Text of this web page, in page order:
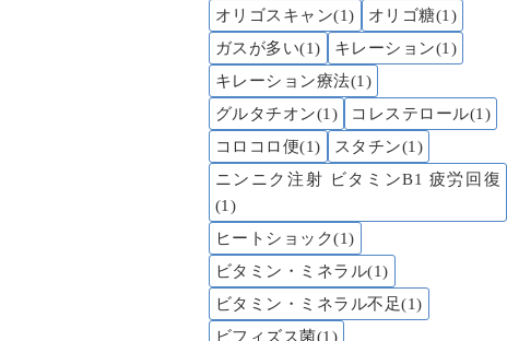
オリゴスキャン(1)
オリゴ糖(1)
ガスが多い(1)
キレーション(1)
キレーション療法(1)
グルタチオン(1)
コレステロール(1)
コロコロ便(1)
スタチン(1)
ニンニク注射 ビタミンB1 疲労回復
(1)
ヒートショック(1)
ビタミン・ミネラル(1)
ビタミン・ミネラル不足(1)
ビフィズス菌(1)